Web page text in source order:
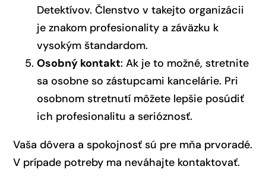
Detektívov. Členstvo v takejto organizácii
je znakom profesionality a záväzku k
vysokým štandardom.
Osobný kontakt: Ak je to možné, stretnite
sa osobne so zástupcami kancelárie. Pri
osobnom stretnutí môžete lepšie posúdiť
ich profesionalitu a serióznosť.
Vaša dôvera a spokojnosť sú pre mňa prvoradé.
V prípade potreby ma neváhajte kontaktovať.